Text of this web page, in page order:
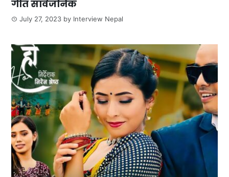
गीत सार्वजनिक
July 27, 2023 by Interview Nepal